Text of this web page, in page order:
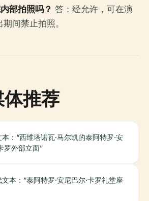
部拍照吗？ 答：经允许，可在演
间禁止拍照。
推荐
本：“西维塔诺瓦·马尔凯的泰阿特罗·安
罗外部立面”
文本：“泰阿特罗·安尼巴尔·卡罗礼堂座